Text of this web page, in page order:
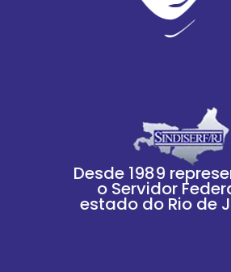
Desde 1989
o Servidor
estado do Rio de